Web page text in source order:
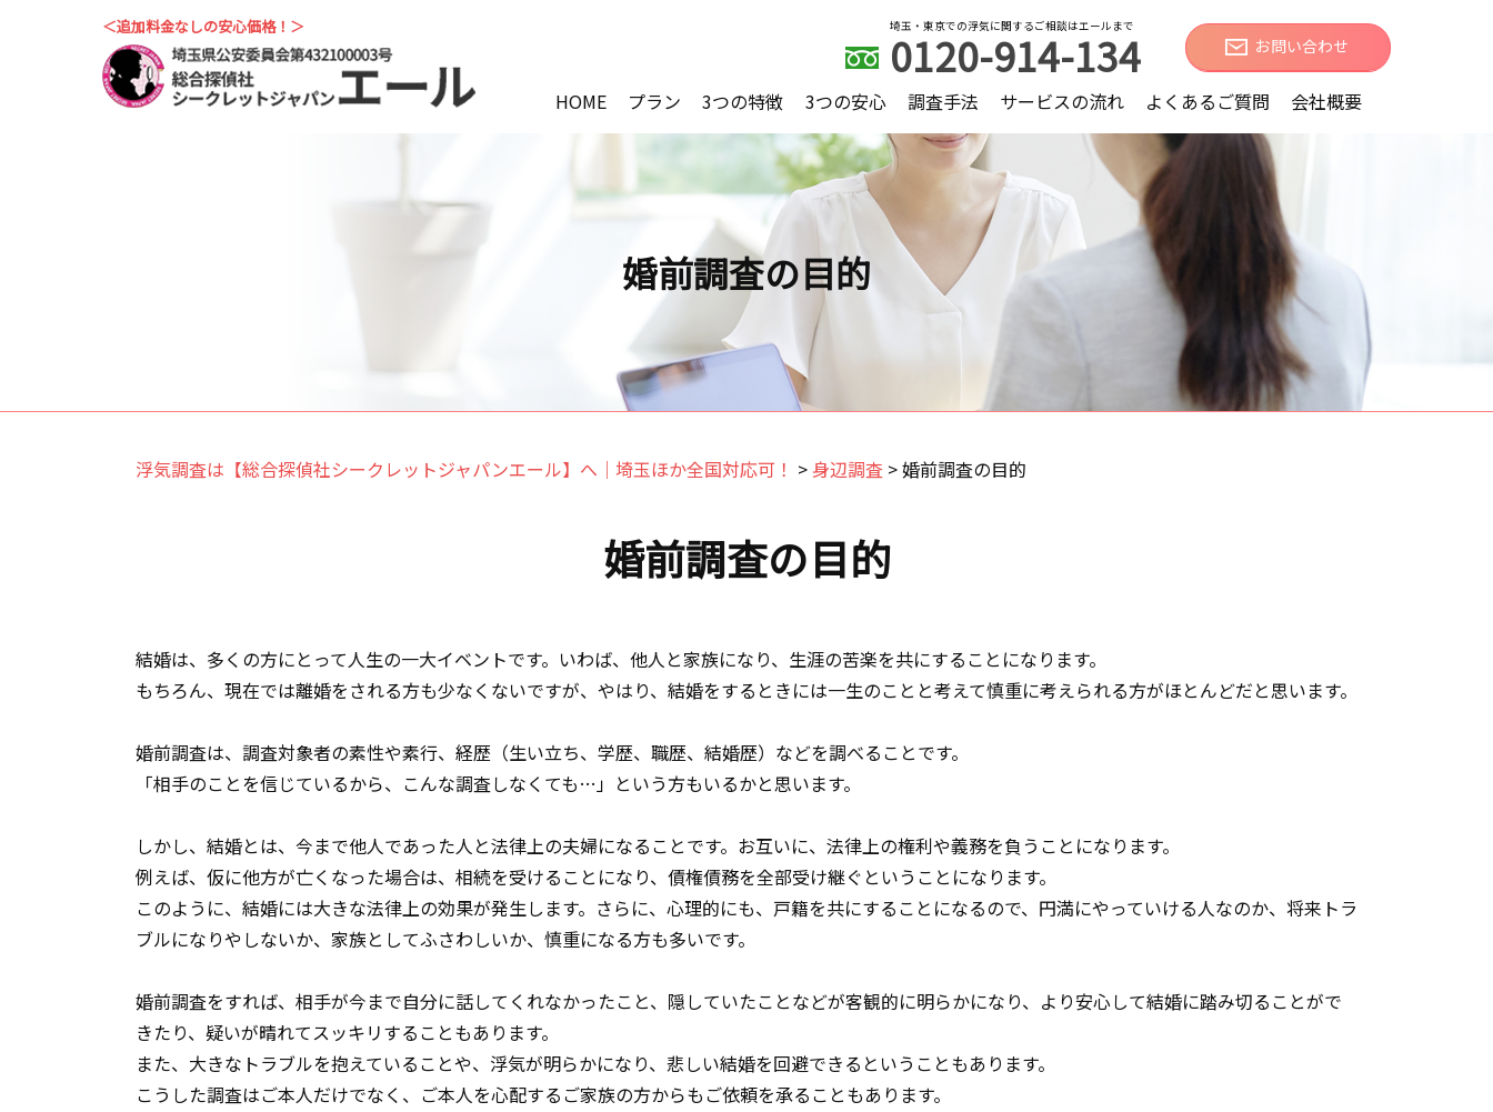
婚前調査の目的
＜追加料金なしの安心価格！＞ 埼玉・東京での浮気に関するご相談はエールまで
0120-914-134 お問い合わせ
HOME プラン 3つの特徴 3つの安心 調査手法 サービスの流れ よくあるご質問 会社概要
浮気調査は【総合探偵社シークレットジャパンエール】へ｜埼玉ほか全国対応可！ > 身辺調査 >婚前調査の目的
婚前調査の目的
結婚は、多くの方にとって人生の一大イベントです。いわば、他人と家族になり、生涯の苦楽を共にすることになります。
もちろん、現在では離婚をされる方も少なくないですが、やはり、結婚をするときには一生のことと考えて慎重に考えられる方がほとんどだと思います。
婚前調査は、調査対象者の素性や素行、経歴（生い立ち、学歴、職歴、結婚歴）などを調べることです。
「相手のことを信じているから、こんな調査しなくても…」という方もいるかと思います。
しかし、結婚とは、今まで他人であった人と法律上の夫婦になることです。お互いに、法律上の権利や義務を負うことになります。
例えば、仮に他方が亡くなった場合は、相続を受けることになり、債権債務を全部受け継ぐということになります。
このように、結婚には大きな法律上の効果が発生します。さらに、心理的にも、戸籍を共にすることになるので、円満にやっていける人なのか、将来トラ
ブルになりやしないか、家族としてふさわしいか、慎重になる方も多いです。
婚前調査をすれば、相手が今まで自分に話してくれなかったこと、隠していたことなどが客観的に明らかになり、より安心して結婚に踏み切ることがで
きたり、疑いが晴れてスッキリすることもあります。
また、大きなトラブルを抱えていることや、浮気が明らかになり、悲しい結婚を回避できるということもあります。
こうした調査はご本人だけでなく、ご本人を心配するご家族の方からもご依頼を承ることもあります。